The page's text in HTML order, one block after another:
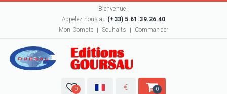
Bienvenue !
Appelez nous au (+33) 5.61.39.26.40
Mon Compte
Souhaits Commander
0 € 0